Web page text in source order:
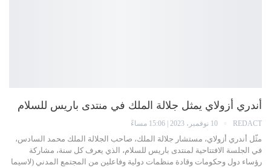
أندري أزولاي يمثل جلالة الملك في منتدى باريس للسلام
REDACT 10 نوفمبر، 2023 | 15:06 مساءً
مثّل أندري أزولاي، مستشار جلالة الملك، صاحب الجلالة الملك محمد السادس،
في الجلسة الافتتاحية لمنتدى باريس للسلام، الذي يعرف كل سنة، مشاركة
رؤساء دول وحكومات وقادة منظمات دولية وفاعلين من المجتمع المدني (لاسيما